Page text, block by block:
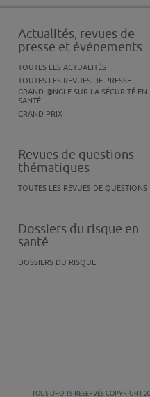
Actualités, revues de
presse et événements
TOUTES LES ACTUALITÉS
TOUTES LES REVUES DE PRESSE
GRAND @NGLE SUR LA SÉCURITÉ EN
SANTÉ
GRAND PRIX
Revues de questions
thématiques
TOUTES LES REVUES DE QUESTIONS
Dossiers du risque en
santé
DOSSIERS DU RISQUE
TOUS DROITS RÉSERVÉS COPYRIGHT